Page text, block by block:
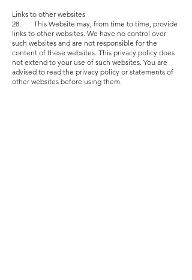
Links to other websites
28. This Website may, from time to time, provide
links to other websites. We have no control over
such websites and are not responsible for the
content of these websites. This privacy policy does
not extend to your use of such websites. You are
advised to read the privacy policy or statements of
other websites before using them.